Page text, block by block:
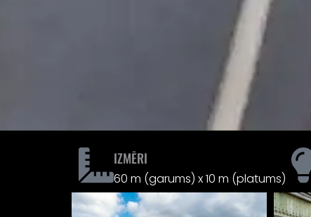
IZMĒRI
60 m (garums) x 10 m (platums)